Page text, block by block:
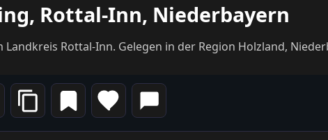
Rottal-Inn, Niederbayern
Rottal-Inn. Gelegen in der Region Holzland,